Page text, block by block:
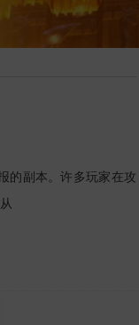
的副本。许多玩家在攻